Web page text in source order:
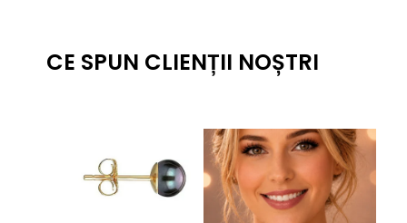
CE SPUN CLIENȚII NOȘTRI